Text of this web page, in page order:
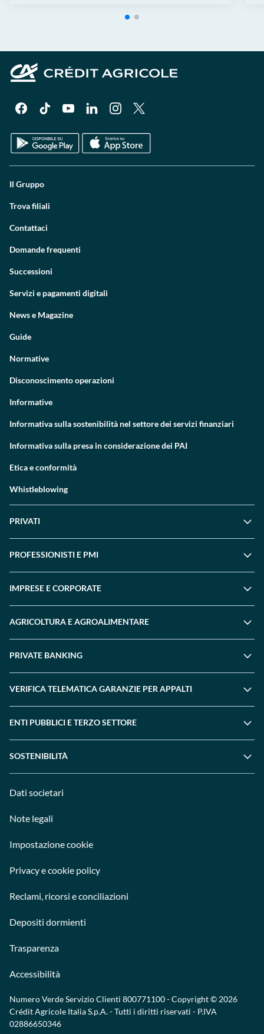
Il Gruppo
Trova filiali
Contattaci
Domande frequenti
Successioni
Servizi e pagamenti digitali
News e Magazine
Guide
Normative
Disconoscimento operazioni
Informative
Informativa sulla sostenibilità nel settore dei servizi finanziari
Informativa sulla presa in considerazione dei PAI
Etica e conformità
Whistleblowing
PRIVATI
PROFESSIONISTI E PMI
IMPRESE E CORPORATE
AGRICOLTURA E AGROALIMENTARE
PRIVATE BANKING
VERIFICA TELEMATICA GARANZIE PER APPALTI
ENTI PUBBLICI E TERZO SETTORE
SOSTENIBILITÀ
Dati societari
Note legali
Impostazione cookie
Privacy e cookie policy
Reclami, ricorsi e conciliazioni
Depositi dormienti
Trasparenza
Accessibilità
Numero Verde Servizio Clienti 800771100- Copyright © 2026
Crédit Agricole Italia S.p.A. - Tutti i diritti riservati - P.IVA
02886650346